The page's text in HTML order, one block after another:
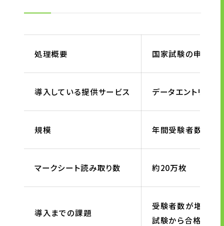
拠点一覧
CSR情報
電子公告
労働者派遣事業の状況について
ニュース
顧客情報の取り扱いについて
処理概要 国家試験の申し込
導入している提供サービス データエントリー、
規模 年間受験者数 約
マークシート読み取り数 約20万枚
導入までの課題
受験者数が増加し
試験から合格発表